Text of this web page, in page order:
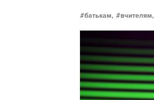
батькам, вчителям,